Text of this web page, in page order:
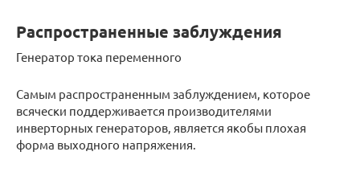
Распространенные заблуждения
Генератор тока переменного
Самым распространенным заблуждением, которое
всячески поддерживается производителями
инверторных генераторов, является якобы плохая
форма выходного напряжения.